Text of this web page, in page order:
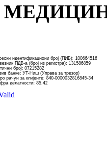
идентификациони број (ПИБ): 100664516
ПДВ-а (број из регистра): 131586859
број: 07215282
банке: УT-Ниш (Управа за трезор)
рачун за клијенте:840-0000032816845-34
делатности: 85.42